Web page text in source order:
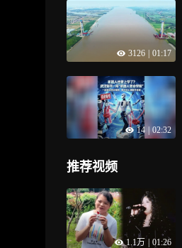
3126 01:17
14 02:32
推荐视频
1.1万 01:26